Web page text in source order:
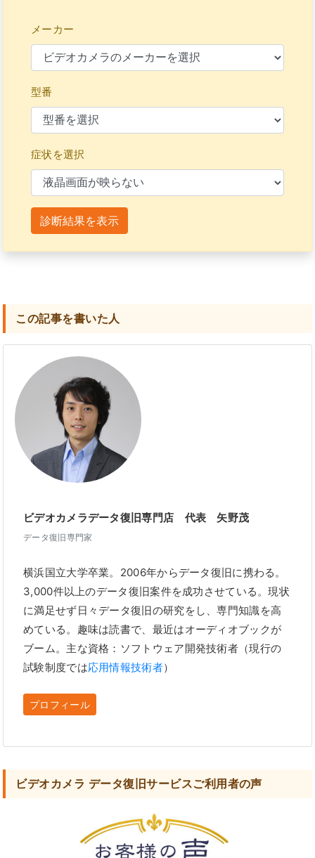
メーカー
型番
症状を選択
診断結果を表示
この記事を書いた人
ビデオカメラデータ復旧専門店 代表 矢野茂
データ復旧専門家
横浜国立大学卒業。2006年からデータ復旧に携わる。
3,000件以上のデータ復旧案件を成功させている。現状
に満足せず日々データ復旧の研究をし、専門知識を高
めている。趣味は読書で、最近はオーディオブックが
ブーム。主な資格：ソフトウェア開発技術者（現行の
試験制度では応用情報技術者）
プロフィール
ビデオカメラ データ復旧サービスご利用者の声